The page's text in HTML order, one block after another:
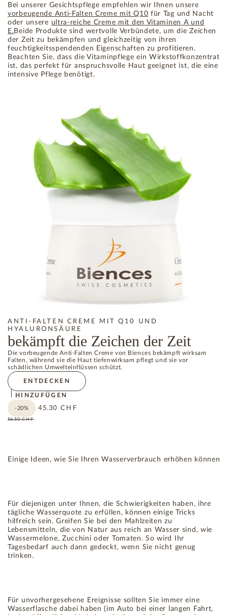
Bei unserer Gesichtspflege empfehlen wir Ihnen unsere
vorbeugende Anti-Falten Creme mit Q10 für Tag und Nacht
oder unsere ultra-reiche Creme mit den Vitaminen A und
E.Beide Produkte sind wertvolle Verbündete, um die Zeichen
der Zeit zu bekämpfen und gleichzeitig von ihren
feuchtigkeitsspendenden Eigenschaften zu profitieren.
Beachten Sie, dass die Vitaminpflege ein Wirkstoffkonzentrat
ist, das perfekt für anspruchsvolle Haut geeignet ist, die eine
intensive Pflege benötigt.
ANTI-FALTEN CREME MIT Q10 UND
HYALURONSÄURE
bekämpft die Zeichen der Zeit
Die vorbeugende Anti-Falten Creme von Biences bekämpft wirksam
Falten, während sie die Haut tiefenwirksam pflegt und sie vor
schädlichen Umwelteinflüssen schützt.
ENTDECKEN
HINZUFÜGEN
-20% 45.30 CHF
56.50CHF
Einige Ideen, wie Sie Ihren Wasserverbrauch erhöhen können
Für diejenigen unter Ihnen, die Schwierigkeiten haben, ihre
tägliche Wasserquote zu erfüllen, können einige Tricks
hilfreich sein. Greifen Sie bei den Mahlzeiten zu
Lebensmitteln, die von Natur aus reich an Wasser sind, wie
Wassermelone, Zucchini oder Tomaten. So wird Ihr
Tagesbedarf auch dann gedeckt, wenn Sie nicht genug
trinken.
Für unvorhergesehene Ereignisse sollten Sie immer eine
Wasserflasche dabei haben (im Auto bei einer langen Fahrt,